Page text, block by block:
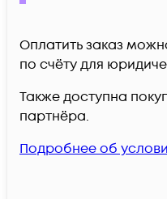
Оплатить заказ
по счёту для
Также доступна
партнёра.
Подробнее об